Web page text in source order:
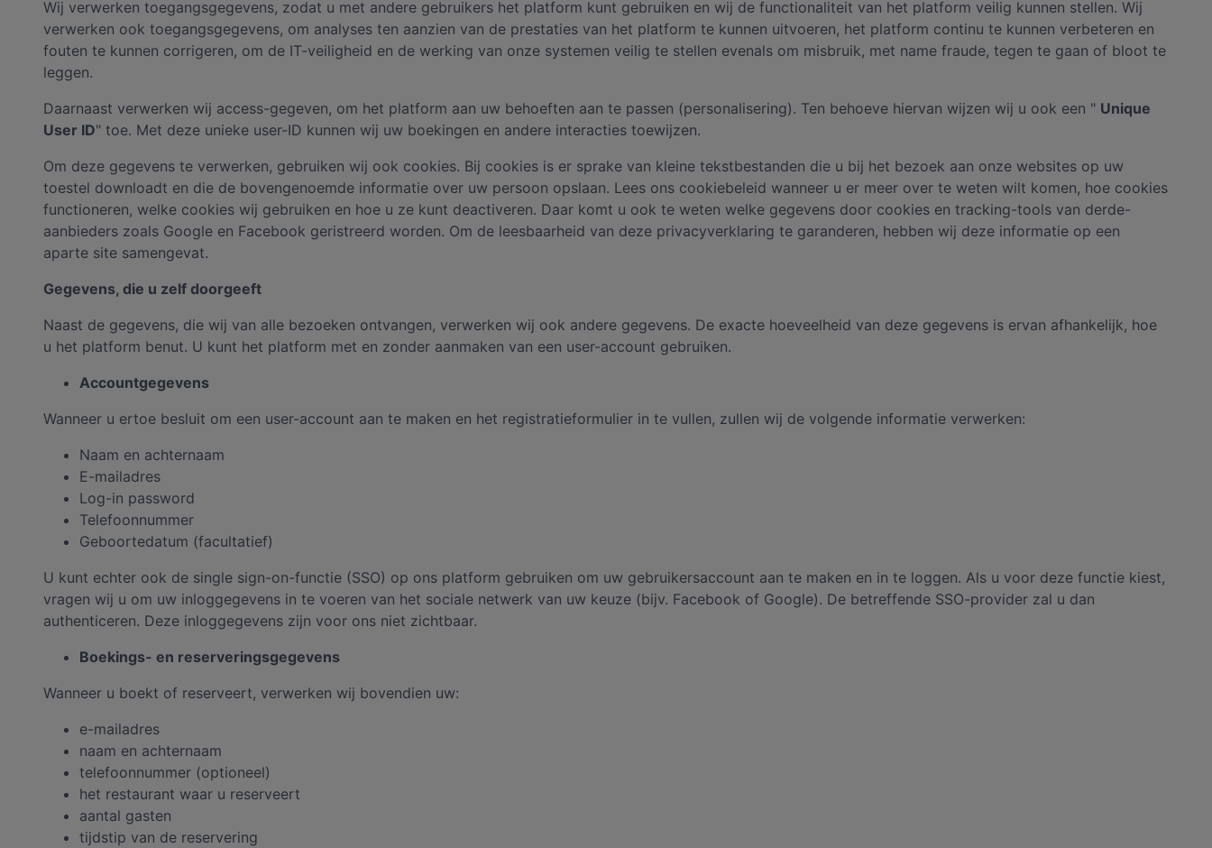
Wij verwerken toegangsgegevens, zodat u met andere gebruikers het platform kunt gebruiken en wij de functionaliteit van het platform veilig kunnen stellen. Wij
verwerken ook toegangsgegevens, om analyses ten aanzien van de prestaties van het platform te kunnen uitvoeren, het platform continu te kunnen verbeteren en
fouten te kunnen corrigeren, om de IT-veiligheid en de werking van onze systemen veilig te stellen evenals om misbruik, met name fraude, tegen te gaan of bloot te
leggen.
Daarnaast verwerken wij access-gegeven, om het platform aan uw behoeften aan te passen (personalisering). Ten behoeve hiervan wijzen wij u ook een " Unique
User ID" toe. Met deze unieke user-ID kunnen wij uw boekingen en andere interacties toewijzen.
Om deze gegevens te verwerken, gebruiken wij ook cookies. Bij cookies is er sprake van kleine tekstbestanden die u bij het bezoek aan onze websites op uw
toestel downloadt en die de bovengenoemde informatie over uw persoon opslaan. Lees ons cookiebeleid wanneer u er meer over te weten wilt komen, hoe cookies
functioneren, welke cookies wij gebruiken en hoe u ze kunt deactiveren. Daar komt u ook te weten welke gegevens door cookies en tracking-tools van derde-
aanbieders zoals Google en Facebook geristreerd worden. Om de leesbaarheid van deze privacyverklaring te garanderen, hebben wij deze informatie op een
aparte site samengevat.
Gegevens, die u zelf doorgeeft
Naast de gegevens, die wij van alle bezoeken ontvangen, verwerken wij ook andere gegevens. De exacte hoeveelheid van deze gegevens is ervan afhankelijk, hoe
u het platform benut. U kunt het platform met en zonder aanmaken van een user-account gebruiken.
Accountgegevens
Wanneer u ertoe besluit om een user-account aan te maken en het registratieformulier in te vullen, zullen wij de volgende informatie verwerken:
Naam en achternaam
E-mailadres
Log-in password
Telefoonnummer
Geboortedatum (facultatief)
U kunt echter ook de single sign-on-functie (SSO) op ons platform gebruiken om uw gebruikersaccount aan te maken en in te loggen. Als u voor deze functie kiest,
vragen wij u om uw inloggegevens in te voeren van het sociale netwerk van uw keuze (bijv. Facebook of Google). De betreffende SSO-provider zal u dan
authenticeren. Deze inloggegevens zijn voor ons niet zichtbaar.
Boekings- en reserveringsgegevens
Wanneer u boekt of reserveert, verwerken wij bovendien uw:
e-mailadres
naam en achternaam
telefoonnummer (optioneel)
het restaurant waar u reserveert
aantal gasten
tijdstip van de reservering